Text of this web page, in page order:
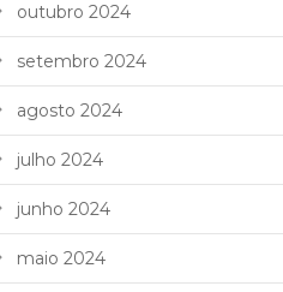
outubro 2024
setembro 2024
agosto 2024
julho 2024
junho 2024
maio 2024